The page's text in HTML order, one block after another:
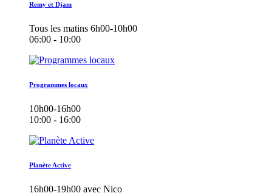
Remy et Djam
Tous les matins 6h00-10h00
06:00 - 10:00
Programmes locaux
10h00-16h00
10:00 - 16:00
Planète Active
16h00-19h00 avec Nico